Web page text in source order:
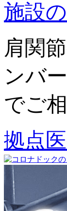
施設
肩関
ンバ
でご
拠点